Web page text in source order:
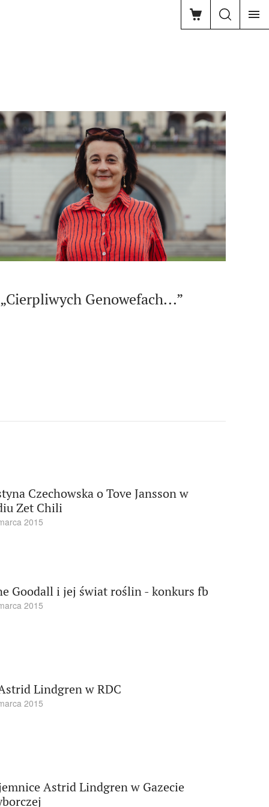
Genowefach...”
Czechowska o Tove Jansson w
Zet Chili
2015
Goodall i jej świat roślin - konkurs fb
2015
Lindgren w RDC
2015
Astrid Lindgren w Gazecie